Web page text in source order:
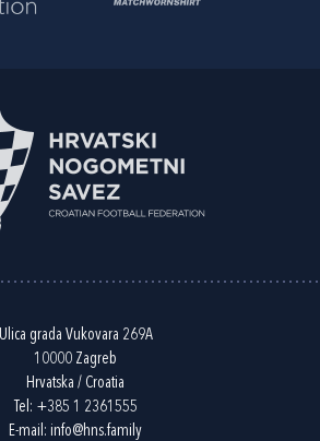
Ulica grada Vukovara 269A
10000 Zagreb
Hrvatska / Croatia
Tel: +385 1 2361555
E-mail: info@hns.family